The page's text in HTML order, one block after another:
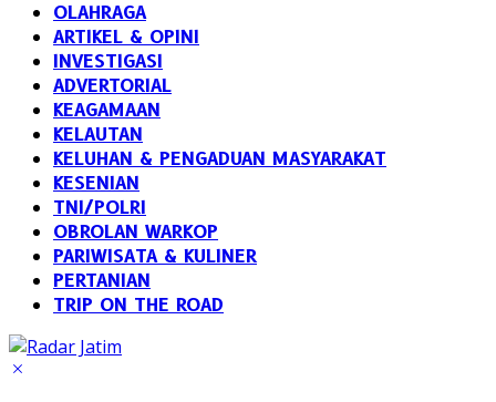
OLAHRAGA
ARTIKEL & OPINI
INVESTIGASI
ADVERTORIAL
KEAGAMAAN
KELAUTAN
KELUHAN & PENGADUAN MASYARAKAT
KESENIAN
TNI/POLRI
OBROLAN WARKOP
PARIWISATA & KULINER
PERTANIAN
TRIP ON THE ROAD